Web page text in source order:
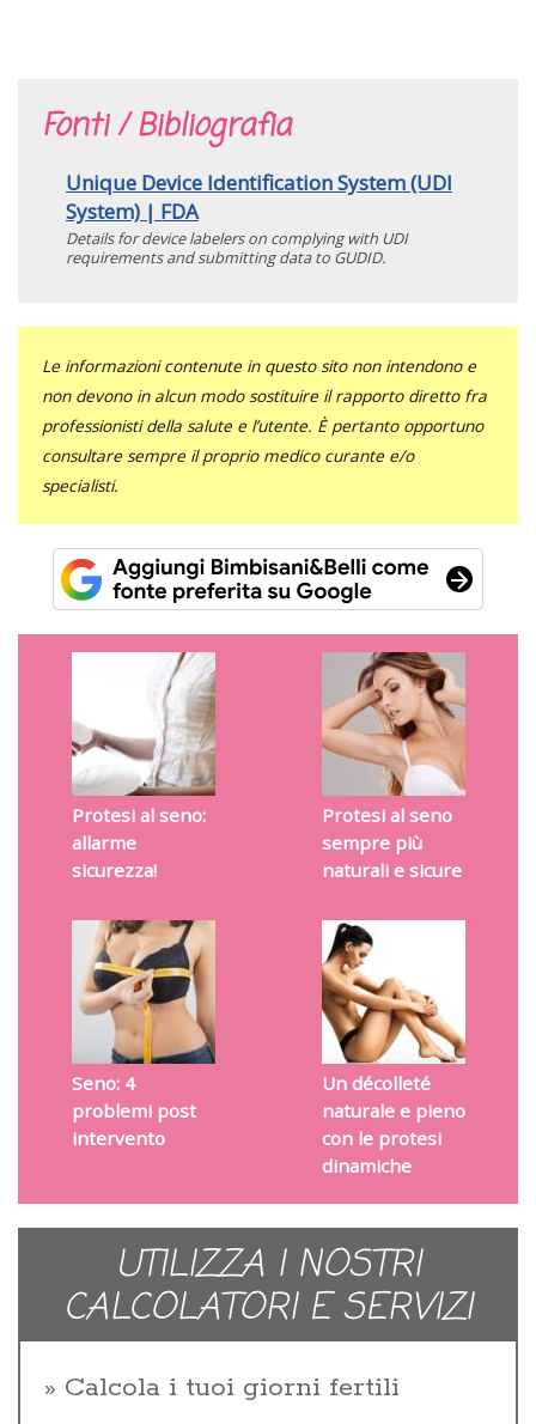
Fonti / Bibliografia
Unique Device Identification System (UDI
System) | FDA
Details for device labelers on complying with UDI
requirements and submitting data to GUDID.
Le informazioni contenute in questo sito non intendono e
non devono in alcun modo sostituire il rapporto diretto fra
professionisti della salute e l’utente. È pertanto opportuno
consultare sempre il proprio medico curante e/o
specialisti.
Protesi al seno:
allarme
sicurezza!
Protesi al seno
sempre più
naturali e sicure
Seno: 4
problemi post
intervento
Un décolleté
naturale e pieno
con le protesi
dinamiche
UTILIZZA I NOSTRI
CALCOLATORI E SERVIZI
Calcola i tuoi giorni fertili